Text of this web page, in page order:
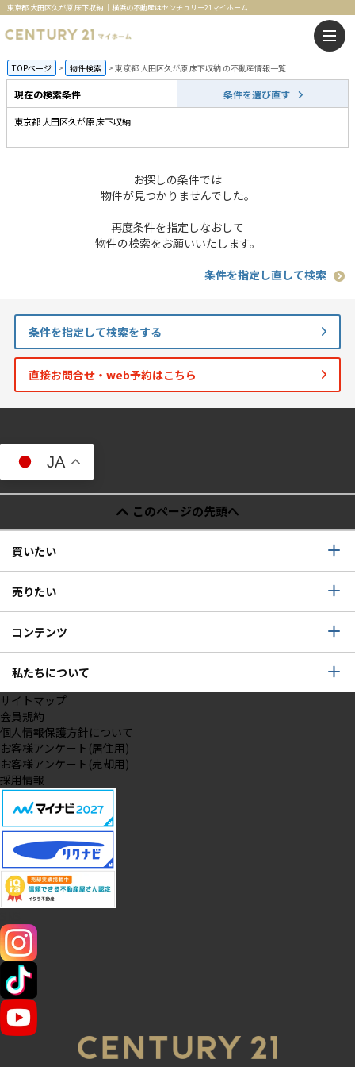
東京都 大田区久が原 床下収納 ｜横浜の不動産はセンチュリー21マイホーム
TOPページ 物件検索 東京都 大田区久が原 床下収納 の不動産情報一覧
現在の検索条件 条件を選び直す
東京都 大田区久が原 床下収納
お探しの条件では
物件が見つかりませんでした。
再度条件を指定しなおして
物件の検索をお願いいたします。
条件を指定し直して検索
条件を指定して検索をする
直接お問合せ・web予約はこちら
JA
このページの先頭へ
買いたい
売りたい
コンテンツ
私たちについて
サイトマップ
会員規約
個人情報保護方針について
お客様アンケート(居住用)
お客様アンケート(売却用)
採用情報